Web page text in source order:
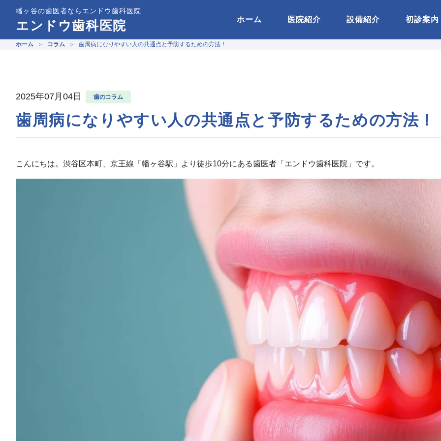
幡ヶ谷の歯医者ならエンドウ歯科医院
エンドウ歯科医院 ホーム 医院紹介 設備紹介 初診案内
ホーム コラム 歯周病になりやすい人の共通点と予防するための方法！
2025年07月04日 歯のコラム
歯周病になりやすい人の共通点と予防するための方法！
こんにちは。渋谷区本町、京王線「幡ヶ谷駅」より徒歩10分にある歯医者「エンドウ歯科医院」です。